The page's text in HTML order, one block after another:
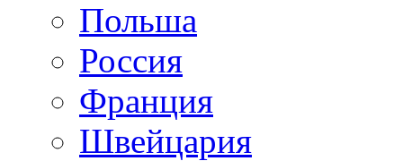
Польша
Россия
Франция
Швейцария